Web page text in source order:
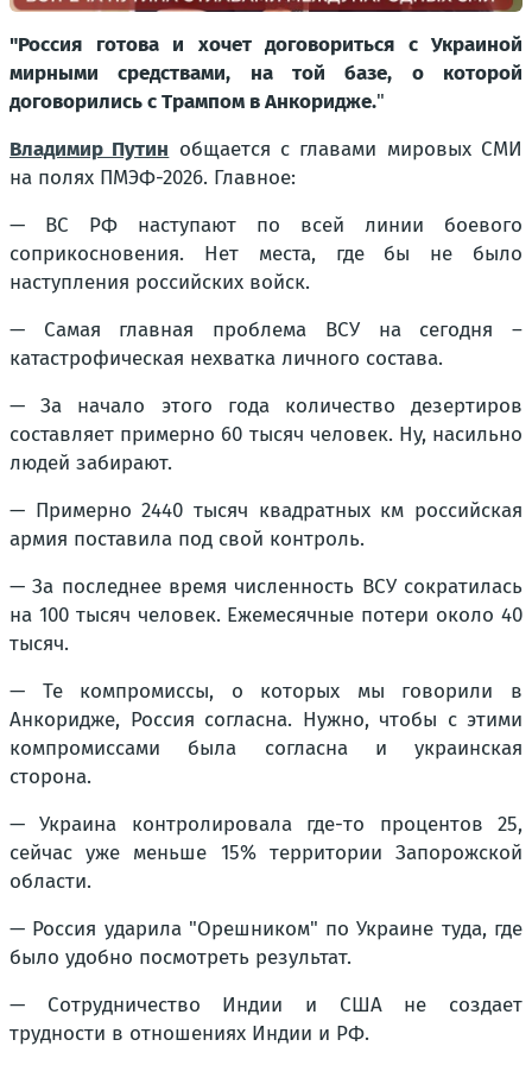
"Россия готова и хочет договориться с Украиной
мирными средствами, на той базе, о которой
договорились с Трампом в Анкоридже."
Владимир Путин общается с главами мировых СМИ
на полях ПМЭФ-2026. Главное:
— ВС РФ наступают по всей линии боевого
соприкосновения. Нет места, где бы не было
наступления российских войск.
— Самая главная проблема ВСУ на сегодня –
катастрофическая нехватка личного состава.
— За начало этого года количество дезертиров
составляет примерно 60 тысяч человек. Ну, насильно
людей забирают.
— Примерно 2440 тысяч квадратных км российская
армия поставила под свой контроль.
— За последнее время численность ВСУ сократилась
на 100 тысяч человек. Ежемесячные потери около 40
тысяч.
— Те компромиссы, о которых мы говорили в
Анкоридже, Россия согласна. Нужно, чтобы с этими
компромиссами была согласна и украинская
сторона.
— Украина контролировала где-то процентов 25,
сейчас уже меньше 15% территории Запорожской
области.
— Россия ударила "Орешником" по Украине туда, где
было удобно посмотреть результат.
— Сотрудничество Индии и США не создает
трудности в отношениях Индии и РФ.